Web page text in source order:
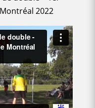
2022